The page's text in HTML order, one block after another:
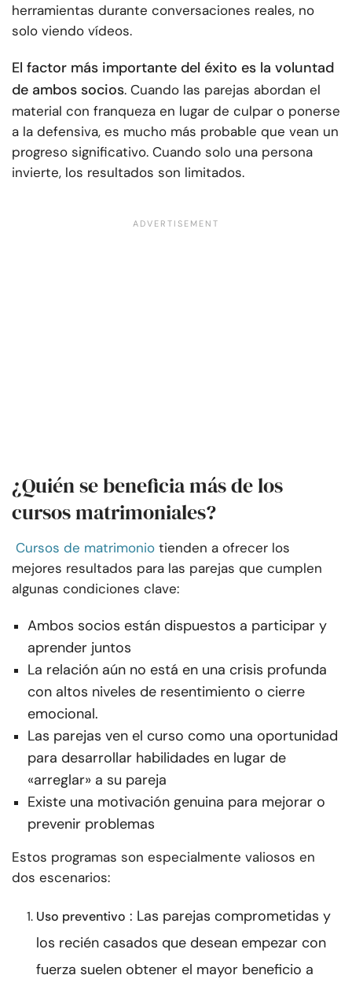
herramientas durante conversaciones reales, no
solo viendo vídeos.
El factor más importante del éxito es la voluntad
de ambos socios. Cuando las parejas abordan el
material con franqueza en lugar de culpar o ponerse
a la defensiva, es mucho más probable que vean un
progreso significativo. Cuando solo una persona
invierte, los resultados son limitados.
¿Quién se beneficia más de los
cursos matrimoniales?
Cursos de matrimonio tienden a ofrecer los
mejores resultados para las parejas que cumplen
algunas condiciones clave:
Ambos socios están dispuestos a participar y
aprender juntos
La relación aún no está en una crisis profunda
con altos niveles de resentimiento o cierre
emocional.
Las parejas ven el curso como una oportunidad
para desarrollar habilidades en lugar de
«arreglar» a su pareja
Existe una motivación genuina para mejorar o
prevenir problemas
Estos programas son especialmente valiosos en
dos escenarios:
Uso preventivo : Las parejas comprometidas y
los recién casados que desean empezar con
fuerza suelen obtener el mayor beneficio a